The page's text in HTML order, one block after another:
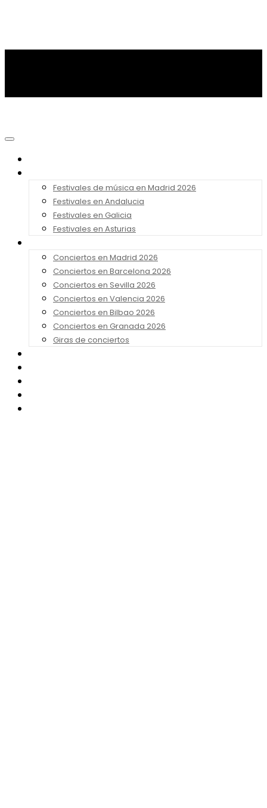
Festivales de música en Madrid 2026
Festivales en Andalucia
Festivales en Galicia
Festivales en Asturias
Conciertos en Madrid 2026
Conciertos en Barcelona 2026
Conciertos en Sevilla 2026
Conciertos en Valencia 2026
Conciertos en Bilbao 2026
Conciertos en Granada 2026
Giras de conciertos